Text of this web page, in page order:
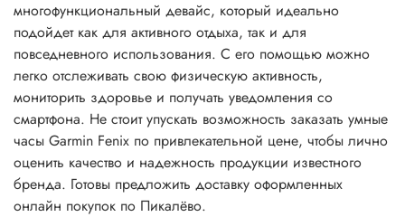
многофункциональный девайс, который идеально
подойдет как для активного отдыха, так и для
повседневного использования. С его помощью можно
легко отслеживать свою физическую активность,
мониторить здоровье и получать уведомления со
смартфона. Не стоит упускать возможность заказать умные
часы Garmin Fenix по привлекательной цене, чтобы лично
оценить качество и надежность продукции известного
бренда. Готовы предложить доставку оформленных
онлайн покупок по Пикалёво.